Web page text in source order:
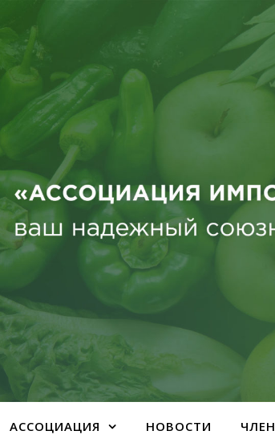
АССОЦИАЦИЯ НОВОСТИ